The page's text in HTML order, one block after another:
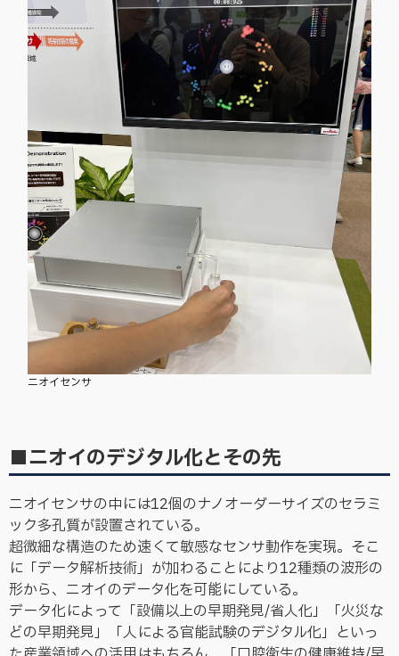
ニオイセンサ
■ニオイのデジタル化とその先
ニオイセンサの中には12個のナノオーダーサイズのセラミ
ック多孔質が設置されている。
超微細な構造のため速くて敏感なセンサ動作を実現。そこ
に「データ解析技術」が加わることにより12種類の波形の
形から、ニオイのデータ化を可能にしている。
データ化によって「設備以上の早期発見/省人化」「火災な
どの早期発見」「人による官能試験のデジタル化」といっ